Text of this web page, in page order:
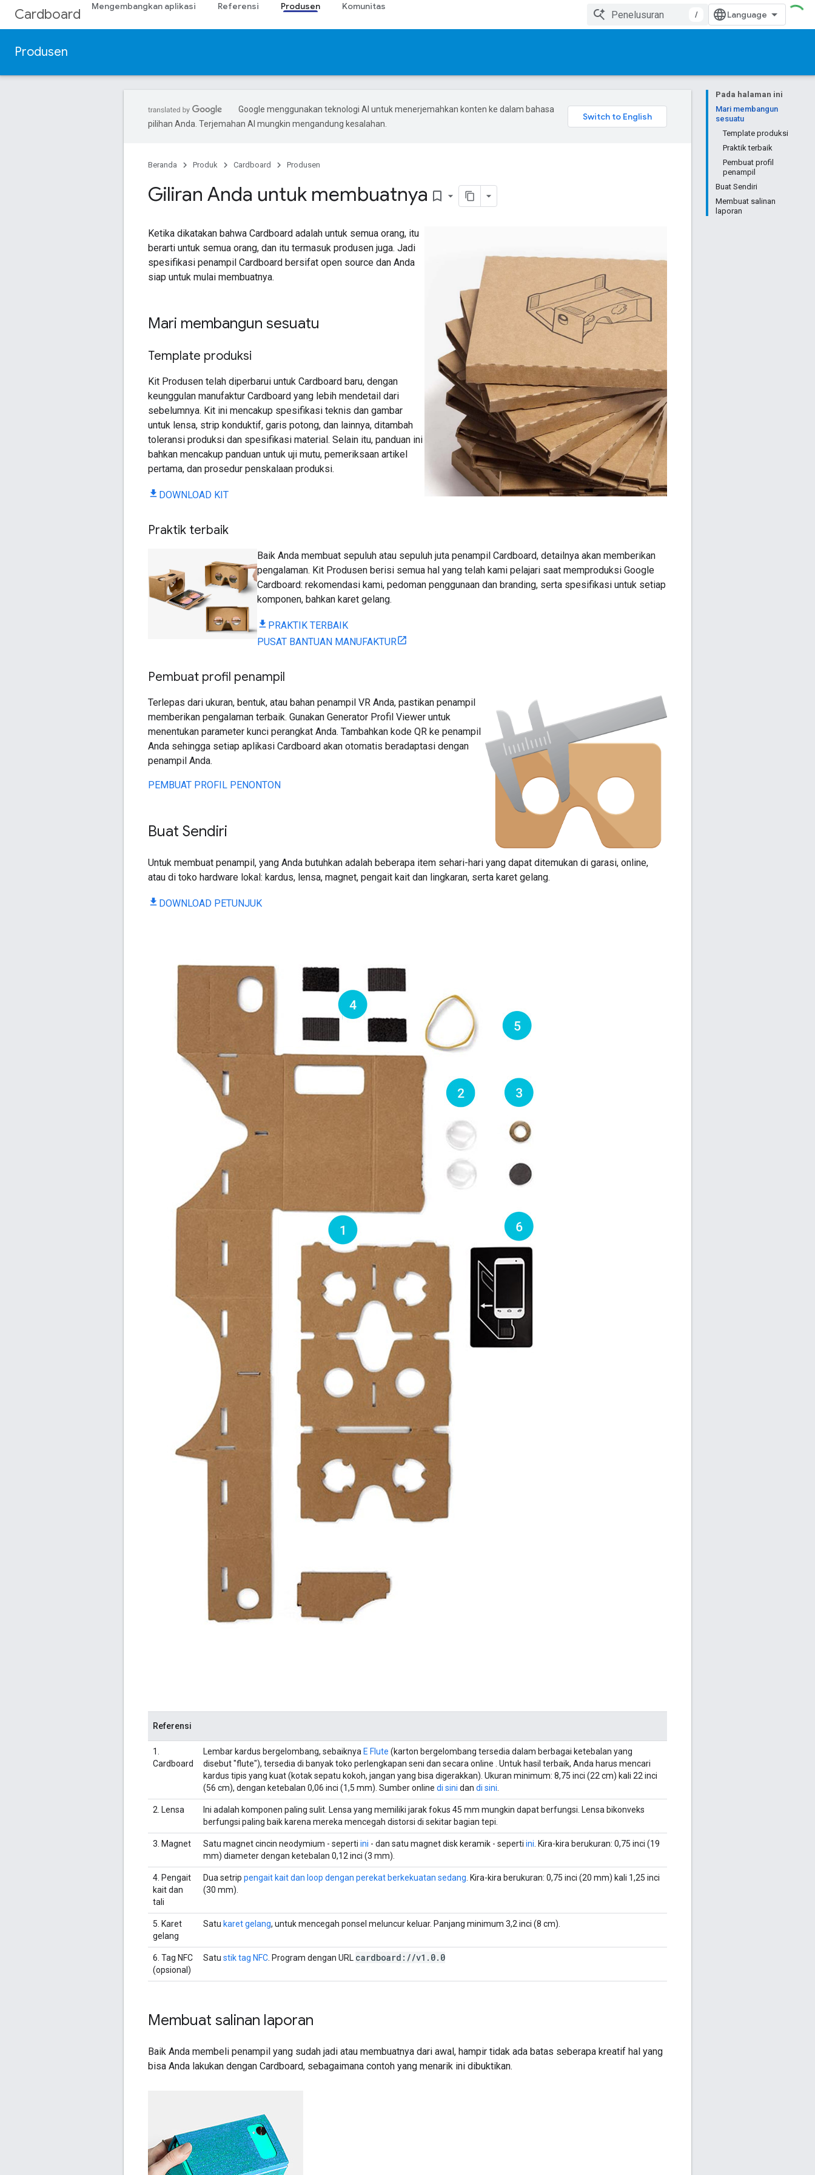
Cardboard Mengembangkan aplikasi Referensi Produsen Komunitas
/
Produsen
Pada halaman ini
Mari membangun
sesuatu
Template produksi
Praktik terbaik
Pembuat profil
penampil
Buat Sendiri
Membuat salinan
laporan
Google menggunakan teknologi AI untuk menerjemahkan konten ke dalam bahasa
pilihan Anda. Terjemahan AI mungkin mengandung kesalahan.
Beranda Produk Cardboard Produsen
Giliran Anda untuk membuatnya bookmark_border
Ketika dikatakan bahwa Cardboard adalah untuk semua orang, itu
berarti untuk semua orang, dan itu termasuk produsen juga. Jadi
spesifikasi penampil Cardboard bersifat open source dan Anda
siap untuk mulai membuatnya.
Mari membangun sesuatu
Template produksi
Kit Produsen telah diperbarui untuk Cardboard baru, dengan
keunggulan manufaktur Cardboard yang lebih mendetail dari
sebelumnya. Kit ini mencakup spesifikasi teknis dan gambar
untuk lensa, strip konduktif, garis potong, dan lainnya, ditambah
toleransi produksi dan spesifikasi material. Selain itu, panduan ini
bahkan mencakup panduan untuk uji mutu, pemeriksaan artikel
pertama, dan prosedur penskalaan produksi.
DOWNLOAD KIT
Praktik terbaik
Baik Anda membuat sepuluh atau sepuluh juta penampil Cardboard, detailnya akan memberikan
pengalaman. Kit Produsen berisi semua hal yang telah kami pelajari saat memproduksi Google
Cardboard: rekomendasi kami, pedoman penggunaan dan branding, serta spesifikasi untuk setiap
komponen, bahkan karet gelang.
PRAKTIK TERBAIK
PUSAT BANTUAN MANUFAKTUR
Pembuat profil penampil
Terlepas dari ukuran, bentuk, atau bahan penampil VR Anda, pastikan penampil
memberikan pengalaman terbaik. Gunakan Generator Profil Viewer untuk
menentukan parameter kunci perangkat Anda. Tambahkan kode QR ke penampil
Anda sehingga setiap aplikasi Cardboard akan otomatis beradaptasi dengan
penampil Anda.
PEMBUAT PROFIL PENONTON
Buat Sendiri
Untuk membuat penampil, yang Anda butuhkan adalah beberapa item sehari-hari yang dapat ditemukan di garasi, online,
atau di toko hardware lokal: kardus, lensa, magnet, pengait kait dan lingkaran, serta karet gelang.
DOWNLOAD PETUNJUK
Referensi
1.
Cardboard
Lembar kardus bergelombang, sebaiknya E Flute (karton bergelombang tersedia dalam berbagai ketebalan yang
disebut "flute"), tersedia di banyak toko perlengkapan seni dan secara online . Untuk hasil terbaik, Anda harus mencari
kardus tipis yang kuat (kotak sepatu kokoh, jangan yang bisa digerakkan). Ukuran minimum: 8,75 inci (22 cm) kali 22 inci
(56 cm), dengan ketebalan 0,06 inci (1,5 mm). Sumber online di sini dan di sini
2. Lensa
Ini adalah komponen paling sulit. Lensa yang memiliki jarak fokus 45 mm mungkin dapat berfungsi. Lensa bikonveks
berfungsi paling baik karena mereka mencegah distorsi di sekitar bagian tepi.
3. Magnet Satu magnet cincin neodymium - seperti ini - dan satu magnet disk keramik - seperti ini . Kira-kira berukuran: 0,75 inci (19
mm) diameter dengan ketebalan 0,12 inci (3 mm).
4. Pengait
kait dan
tali
Dua setrip pengait kait dan loop dengan perekat berkekuatan sedang . Kira-kira berukuran: 0,75 inci (20 mm) kali 1,25 inci
(30 mm).
5. Karet
gelang
Satu karet gelang, untuk mencegah ponsel meluncur keluar. Panjang minimum 3,2 inci (8 cm).
6. Tag NFC
(opsional)
Satu stik tag NFC . Program dengan URL cardboard: //v1 . 0. 0
Membuat salinan laporan
Baik Anda membeli penampil yang sudah jadi atau membuatnya dari awal, hampir tidak ada batas seberapa kreatif hal yang
bisa Anda lakukan dengan Cardboard, sebagaimana contoh yang menarik ini dibuktikan.